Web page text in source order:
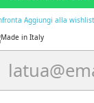
Aggiungi alla wishlist